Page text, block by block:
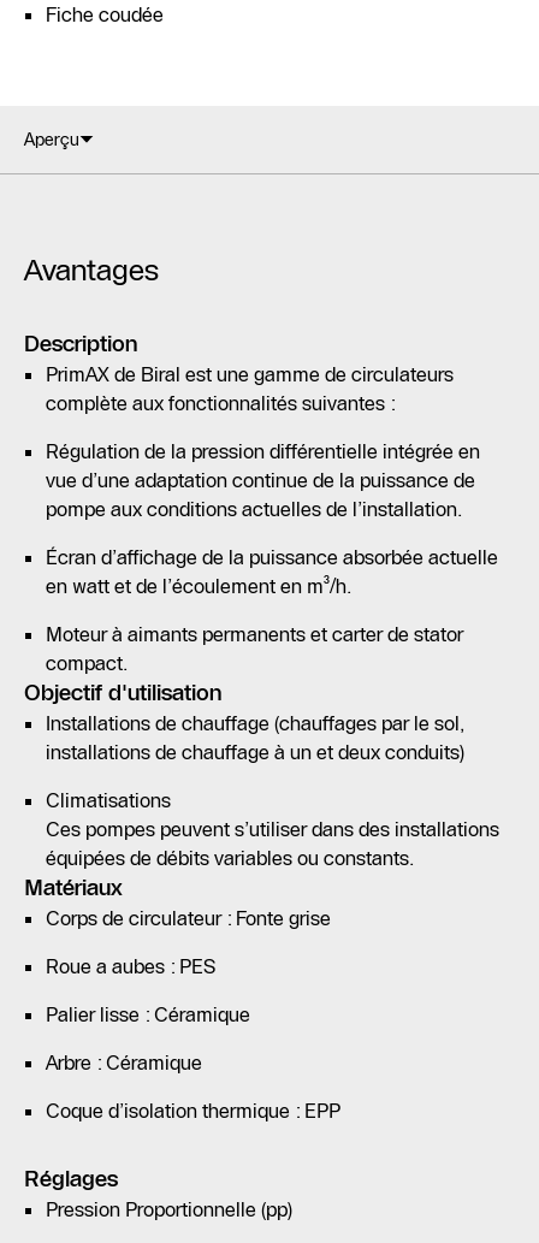
Fiche coudée
Aperçu
Avantages
Description
PrimAX de Biral est une gamme de circulateurs
complète aux fonctionnalités suivantes :
Régulation de la pression différentielle intégrée en
vue d’une adaptation continue de la puissance de
pompe aux conditions actuelles de l’installation.
Écran d’affichage de la puissance absorbée actuelle
en watt et de l’écoulement en m³/h.
Moteur à aimants permanents et carter de stator
compact.
Objectif d'utilisation
Installations de chauffage (chauffages par le sol,
installations de chauffage à un et deux conduits)
Climatisations
Ces pompes peuvent s’utiliser dans des installations
équipées de débits variables ou constants.
Matériaux
Corps de circulateur : Fonte grise
Roue a aubes : PES
Palier lisse : Céramique
Arbre : Céramique
Coque d’isolation thermique : EPP
Réglages
Pression Proportionnelle (pp)